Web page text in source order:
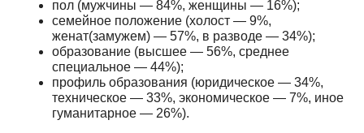
пол (мужчины — 84%, женщины — 16%);
семейное положение (холост — 9%,
женат(замужем) — 57%, в разводе — 34%);
образование (высшее — 56%, среднее
специальное — 44%);
профиль образования (юридическое — 34%,
техническое — 33%, экономическое — 7%, иное
гуманитарное — 26%).